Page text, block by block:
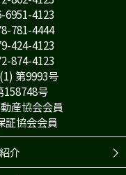
4123
781-4444
424-4123
874-4123
第9993号
号
産協会会員
会会員
介